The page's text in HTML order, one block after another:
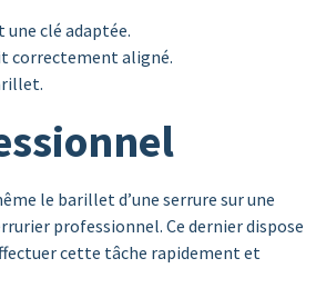
clé adaptée.
correctement aligné.
le barillet d’une serrure sur une
professionnel. Ce dernier dispose
cette tâche rapidement et